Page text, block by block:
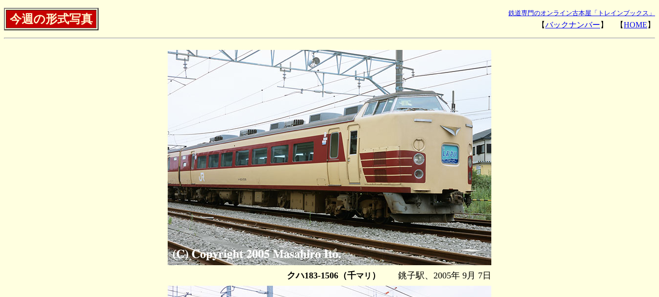
今週の形式写真 鉄道専門のオンライン古本屋「トレインブックス」
【バックナンバー 】 【HOME 】
クハ183-1506（千マリ ） 銚子駅、2005年 9月 7日